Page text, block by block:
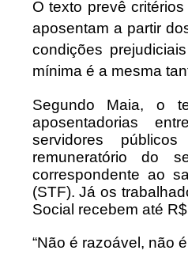
O texto prevê
aposentam a partir
condições
mínima é a mesma
Segundo Maia, o
aposentadorias
servidores
remuneratório do
correspondente ao
(STF). Já os
Social recebem até
“Não é razoável, não